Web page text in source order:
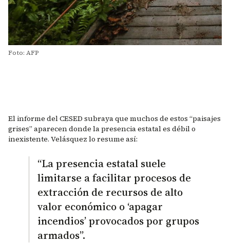
Foto: AFP
El informe del CESED subraya que muchos de estos “paisajes
grises” aparecen donde la presencia estatal es débil o
inexistente. Velásquez lo resume así:
“La presencia estatal suele
limitarse a facilitar procesos de
extracción de recursos de alto
valor económico o ‘apagar
incendios’ provocados por grupos
armados”.